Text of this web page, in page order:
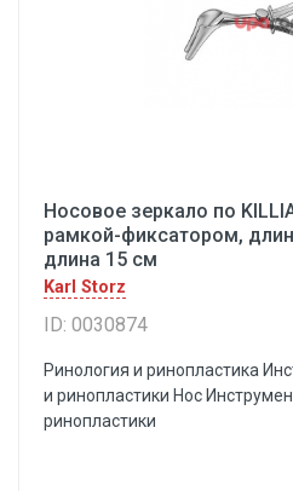
Носовое зеркало по
рамкой-фиксатором,
длина 15 см
Karl Storz
ID: 0030874
Ринология и ринопластика
и ринопластики Hoc
ринопластики